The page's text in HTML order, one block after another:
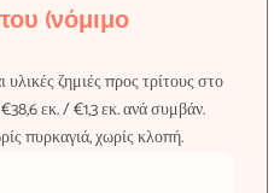
(νόμιμο
ζημιές προς τρίτους στο
εκ. / €1,3 εκ. ανά συμβάν.
πυρκαγιά, χωρίς κλοπή.